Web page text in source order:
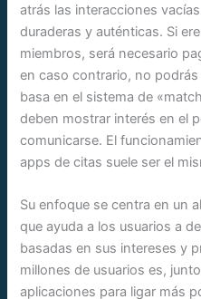
atrás las interacciones
duraderas y auténticas. Si
miembros, será necesario
en caso contrario, no
basa en el sistema de
deben mostrar interés en el
comunicarse. El
apps de citas suele ser el
Su enfoque se centra en un
que ayuda a los usuarios a
basadas en sus intereses y
millones de usuarios es,
aplicaciones para ligar más